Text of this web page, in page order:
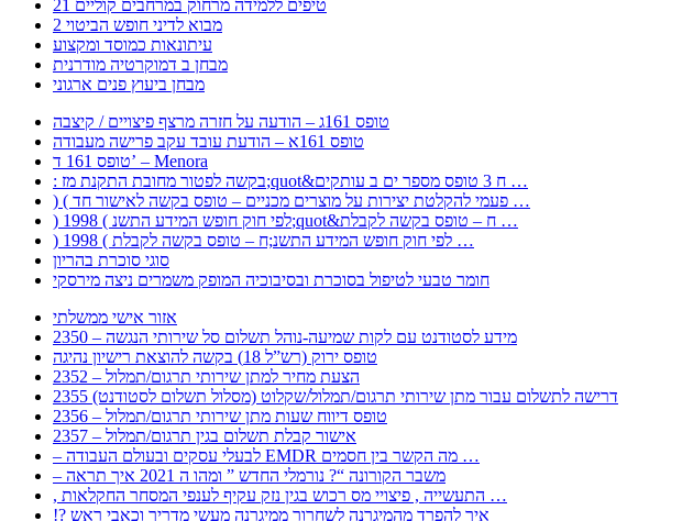
21 טיפים ללמידה מרחוק במרחבים קוליים
מבוא לדיני חופש הביטוי 2
עיתונאות כמוסד ומקצוע
מבחן ב דמוקרטיה מודרנית
מבחן ביעוץ פנים ארגוני
טופס 161ג – הודעה על חזרה מרצף פיצויים / קיצבה
טופס 161א – הודעת עובד עקב פרישה מעבודה
טופס 161 ד’ – Menora
: בקשה לפטור מחובת התקנת מז;quot&ח 3 טופס מספר ים ב עותקים …
) ( פעמי להקלטת יצירות על מוצרים מכניים – טופס בקשה לאישור חד …
) 1998 ( לפי חוק חופש המידע התשנ;quot&ח – טופס בקשה לקבלת …
) 1998 ( לפי חוק חופש המידע התשנ;ח – טופס בקשה לקבלת …
סוגי סוכרת בהריון
חומר טבעי לטיפול בסוכרת ובסיבוכיה המופק משמרים ניצה מירסקי
אזור אישי ממשלתי
2350 – מידע לסטודנט עם לקות שמיעה-נוהל תשלום סל שירותי הנגשה
טופס ירוק (רש”ל 18) בקשה להוצאת רישיון נהיגה
2352 – הצעת מחיר למתן שירותי תרגום/תמלול
2355 דרישה לתשלום עבור מתן שירותי תרגום/תמלול/שקלוט (מסלול תשלום לסטודנט)
2356 – טופס דיווח שעות מתן שירותי תרגום/תמלול
2357 – אישור קבלת תשלום בגין תרגום/תמלול
– לבעלי עסקים ובעולם העבודה EMDR מה הקשר בין חסמים …
– משבר הקורונה “? נורמלי החדש ” ומהו ה 2021 איך תראה
, התעשייה , פיצויי מס רכוש בגין נזק עקיף לענפי המסחר החקלאות …
!? איך להפרד מהמיגרנה לשחרור ממיגרנה מעשי מדריך וכאבי ראש